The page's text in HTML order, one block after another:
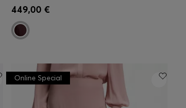
Achat rapide
taille)
449,00 €
Online Special